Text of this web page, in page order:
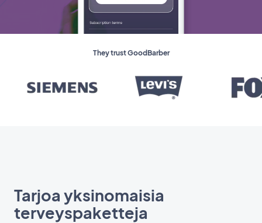
They trust GoodBarber
Tarjoa yksinomaisia
terveyspaketteja